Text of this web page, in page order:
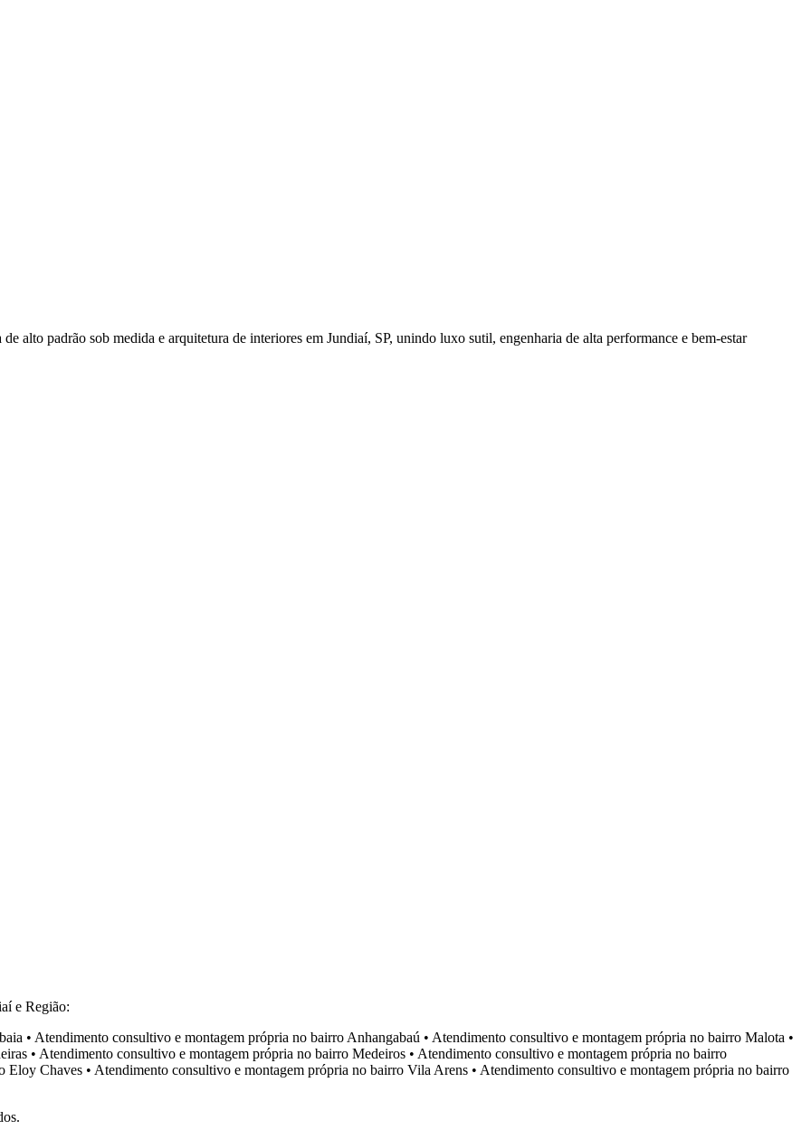
alto padrão sob medida e arquitetura de interiores em Jundiaí, SP, unindo luxo sutil, engenharia de alta performance e bem-estar
e Região:
• Atendimento consultivo e montagem própria no bairro Anhangabaú • Atendimento consultivo e montagem própria no bairro Malota •
• Atendimento consultivo e montagem própria no bairro Medeiros • Atendimento consultivo e montagem própria no bairro
Eloy Chaves • Atendimento consultivo e montagem própria no bairro Vila Arens • Atendimento consultivo e montagem própria no bairro